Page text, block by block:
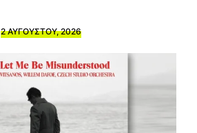
2 ΑΥΓΟΥΣΤΟΥ, 2026